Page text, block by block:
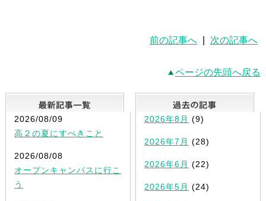
前の記事へ 次の記事へ
ページの先頭へ戻る
最新記事一覧
2026/08/09
高２の夏にすべきこと
2026/08/08
オープンキャンパスに行こ
う
2026年8月 (9)
2026年7月 (28)
2026年6月 (22)
2026年5月 (24)